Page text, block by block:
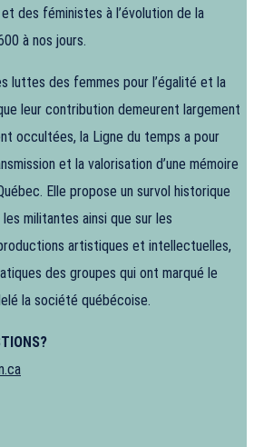
des féministes à l’évolution de la
à nos jours.
luttes des femmes pour l’égalité et la
leur contribution demeurent largement
occultées, la Ligne du temps a pour
et la valorisation d’une mémoire
Elle propose un survol historique
militantes ainsi que sur les
artistiques et intellectuelles,
des groupes qui ont marqué le
la société québécoise.